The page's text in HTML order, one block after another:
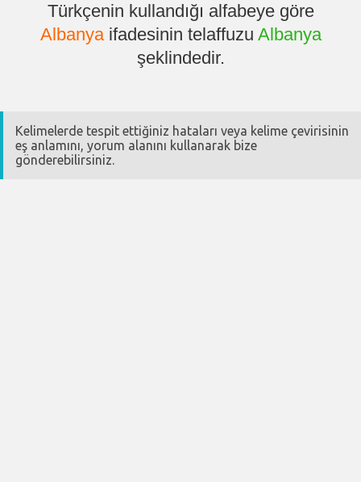
Türkçenin kullandığı alfabeye göre
Albanyaifadesinin telaffuzu Albanya
şeklindedir.
Kelimelerde tespit ettiğiniz hataları veya kelime çevirisinin
eş anlamını, yorum alanını kullanarak bize
gönderebilirsiniz.